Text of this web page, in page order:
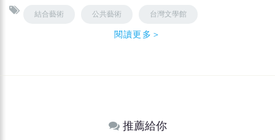
結合藝術 公共藝術 台灣文學館
閱讀更多＞
推薦給你